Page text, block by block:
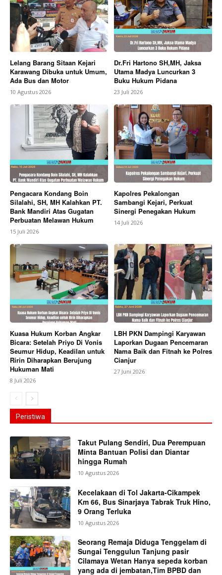
Lelang Barang Sitaan Kejari
Karawang Dibuka untuk Umum,
Ada Bus dan Motor
10 Agustus 2026
Dr.Fri Hartono SH,MH, Jaksa
Utama Madya Luncurkan 3
Buku Hukum Pidana
23 Juli 2026
Pengacara Kondang Boin
Silalahi, SH, MH Kalahkan PT.
Bank Mandiri Atas Gugatan
Perbuatan Melawan Hukum
15 Juli 2026
Kapolres Pekalongan
Sambangi Kejari, Perkuat
Sinergi Penegakan Hukum
14 Juli 2026
Kuasa Hukum Korban Angkar
Bicara: Setelah Priyo Di Vonis
Seumur Hidup, Keadilan untuk
Ririn Diharapkan Berujung
Hukuman Mati
8 Juli 2026
LBH PKN Dampingi Karyawan
Laporkan Dugaan Pencemaran
Nama Baik dan Fitnah ke Polres
Cianjur
27 Juni 2026
Peristiwa
Takut Pulang Sendiri, Dua Perempuan
Minta Bantuan Polisi dan Diantar
hingga Rumah
10 Agustus 2026
Kecelakaan di Tol Jakarta-Cikampek
Km 66, Bus Sinarjaya Tabrak Truk Hino,
9 Orang Terluka
10 Agustus 2026
Seorang Remaja Diduga Tenggelam di
Sungai Tenggulun Tanjung pasir
Cilamaya Wetan Hanya sepeda korban
yang ada di jembatan,Tim BPBD dan